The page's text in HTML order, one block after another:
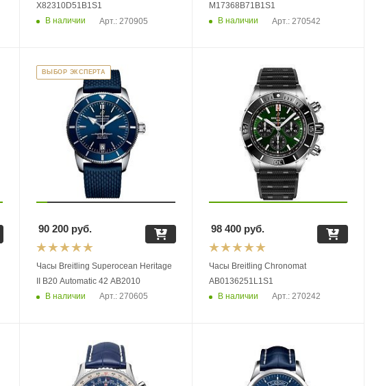
X82310D51B1S1
В наличии
Арт.: 270905
M17368B71B1S1
В наличии
Арт.: 270542
ВЫБОР ЭКСПЕРТА
Часы Breitling Superocean Heritage
II B20 Automatic 42 AB2010
В наличии
Арт.: 270605
90 200 руб.
Часы Breitling Chronomat
AB0136251L1S1
В наличии
Арт.: 270242
98 400руб.